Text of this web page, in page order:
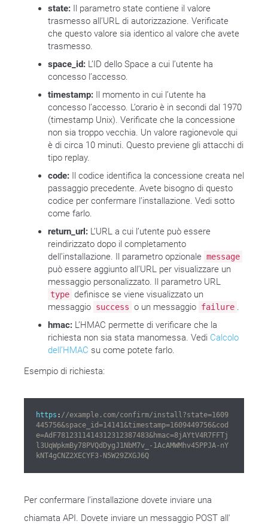
state: Il parametro state contiene il valore
trasmesso all’URL di autorizzazione. Verificate
che questo valore sia identico al valore che avete
trasmesso.
space_id: L’ID dello Space a cui l’utente ha
concesso l’accesso.
timestamp: Il momento in cui l’utente ha
concesso l’accesso. L’orario è in secondi dal 1970
(timestamp Unix). Verificate che la concessione
non sia troppo vecchia. Un valore ragionevole qui
è di circa 10 minuti. Questo previene gli attacchi di
tipo replay.
code: Il codice identifica la concessione creata nel
passaggio precedente. Avete bisogno di questo
codice per confermare l’installazione. Vedi sotto
come farlo.
return_url: L’URL a cui l’utente può essere
reindirizzato dopo il completamento
dell’installazione. Il parametro opzionale message
può essere aggiunto all’URL per visualizzare un
messaggio personalizzato. Il parametro URL
type definisce se viene visualizzato un
messaggio success o un messaggio failure .
hmac: L’HMAC permette di verificare che la
richiesta non sia stata manomessa. Vedi Calcolo
dell’HMAC su come potete farlo.
Esempio di richiesta:
https : //example.com/confirm/install?state=1609
445756&space_id=14141&timestamp=1609449756&cod
e=AdF7812311414312312387483&hmac=8jAYtV4R7FFTj
l3UqWpkmBy78PVQdDygJ1NbM7v_-1AcAMWMhv45PPJA-nY
kNT4gCNZ2XECYF3-N5W29ZXGJ6Q
Per confermare l’installazione dovete inviare una
chiamata API. Dovete inviare un messaggio POST all'